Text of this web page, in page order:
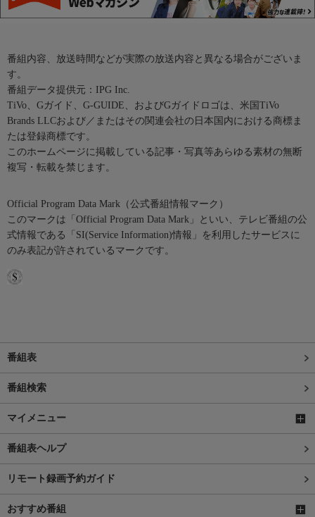
番組内容、放送時間などが実際の放送内容と異なる場合がございま
す。
番組データ提供元：IPG Inc.
TiVo、Gガイド、G-GUIDE、およびGガイドロゴは、米国TiVo
Brands LLCおよび／またはその関連会社の日本国内における商標ま
たは登録商標です。
このホームページに掲載している記事・写真等あらゆる素材の無断
複写・転載を禁じます。
Official Program Data Mark（公式番組情報マーク）
このマークは「Official Program Data Mark」といい、テレビ番組の公
式情報である「SI(Service Information)情報」を利用したサービスに
のみ表記が許されているマークです。
番組表
番組検索
マイメニュー
番組表ヘルプ
リモート録画予約ガイド
おすすめ番組